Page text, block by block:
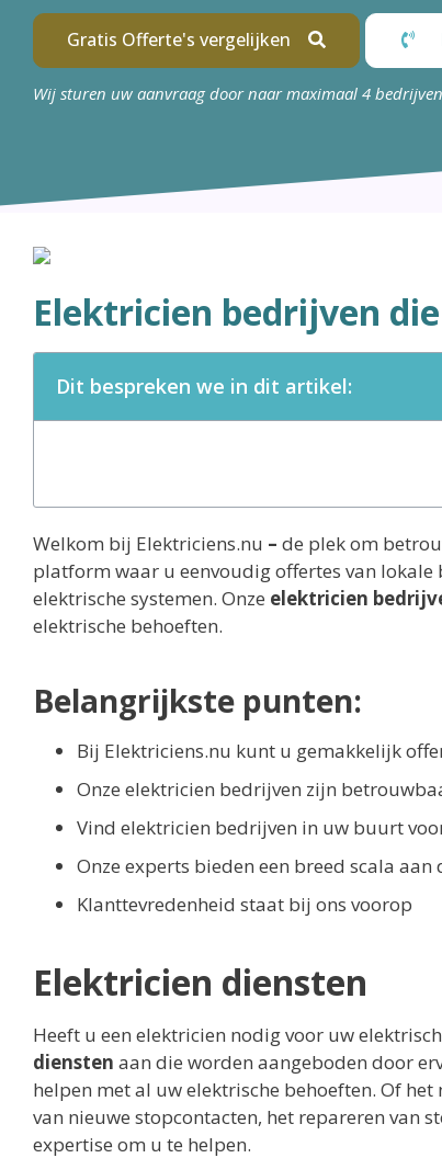
Gratis Offerte's vergelijken
Wij sturen uw aanvraag door naar maximaal 4
Elektricien bedrijven
Dit bespreken we in dit artikel:
Welkom bij Elektriciens.nu – de plek om
platform waar u eenvoudig offertes van
elektrische systemen. Onze elektricien
elektrische behoeften.
Belangrijkste punten:
Bij Elektriciens.nu kunt u gemakkelijk
Onze elektricien bedrijven zijn
Vind elektricien bedrijven in uw buurt
Onze experts bieden een breed scala
Klanttevredenheid staat bij ons voorop
Elektricien diensten
Heeft u een elektricien nodig voor uw
diensten aan die worden aangeboden door
helpen met al uw elektrische behoeften. Of
van nieuwe stopcontacten, het repareren van
expertise om u te helpen.